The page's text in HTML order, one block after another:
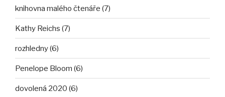
knihovna malého čtenáře (7)
Kathy Reichs (7)
rozhledny (6)
Penelope Bloom (6)
dovolená 2020 (6)